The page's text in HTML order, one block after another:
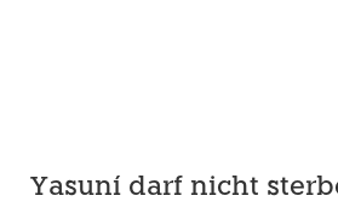
Yasuní darf nicht